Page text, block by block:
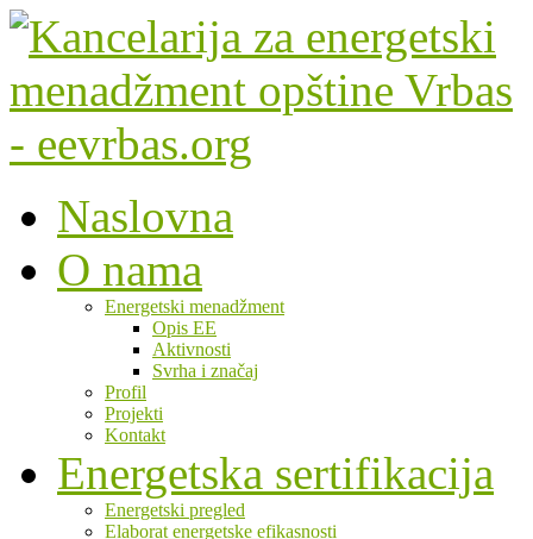
Naslovna
O nama
Energetski menadžment
Opis EE
Aktivnosti
Svrha i značaj
Profil
Projekti
Kontakt
Energetska sertifikacija
Energetski pregled
Elaborat energetske efikasnosti